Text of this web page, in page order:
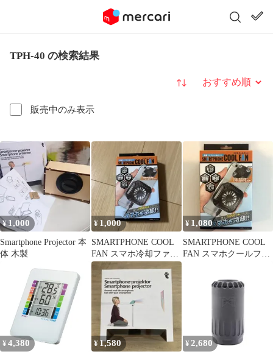
TPH-40 の検索結果
販売中のみ表示
並び替え
¥ 1,000
Smartphone Projector 本
体 木製
¥ 1,000
SMARTPHONE COOL
FAN スマホ冷却ファン
本体 平野商会
¥ 1,080
SMARTPHONE COOL
FAN スマホクールファ
¥ 4,380 ¥ 1,580 ¥ 2,680